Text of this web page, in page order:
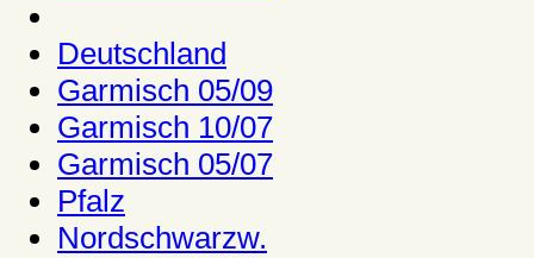
Deutschland
Garmisch 05/09
Garmisch 10/07
Garmisch 05/07
Pfalz
Nordschwarzw.